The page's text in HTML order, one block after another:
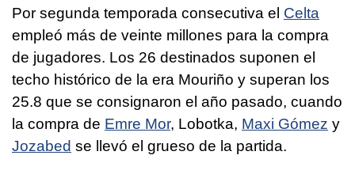
Por segunda temporada consecutiva el Celta
empleó más de veinte millones para la compra
de jugadores. Los 26 destinados suponen el
techo histórico de la era Mouriño y superan los
25.8 que se consignaron el año pasado, cuando
la compra de Emre Mor, Lobotka, Maxi Gómez y
Jozabed se llevó el grueso de la partida.